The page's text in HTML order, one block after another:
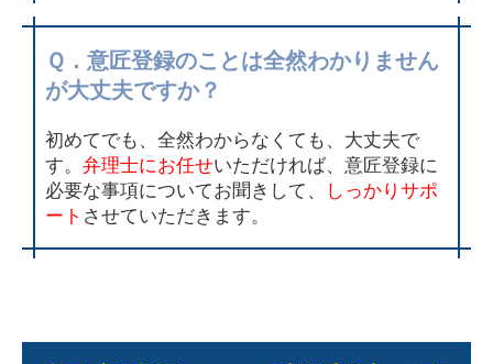
Ｑ．意匠登録のことは全然わかりません
が大丈夫ですか？
初めてでも、全然わからなくても、大丈夫で
す。 弁理士にお任せいただければ、意匠登録に
必要な事項についてお聞きして、
しっかりサポ
ート させていただきます。